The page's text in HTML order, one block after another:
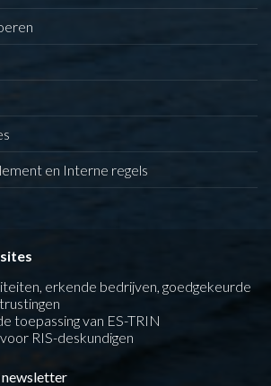
en Interne regels
erkende bedrijven, goedgekeurde
toepassing van ES-TRIN
RIS-deskundigen
newsletter